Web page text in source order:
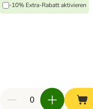
-10% Extra-Rabatt aktivieren